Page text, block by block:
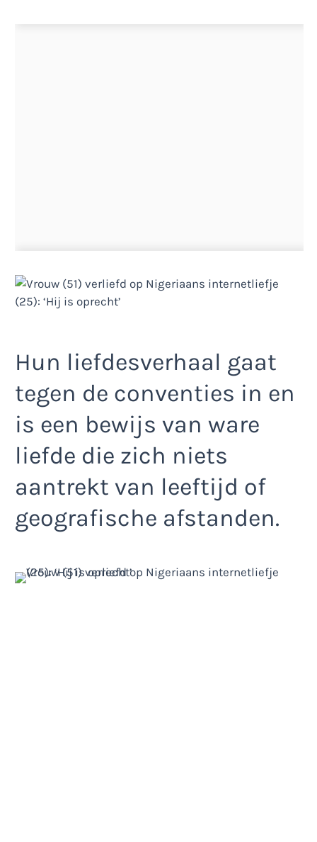
Hun liefdesverhaal gaat
tegen de conventies in en
is een bewijs van ware
liefde die zich niets
aantrekt van leeftijd of
geografische afstanden.